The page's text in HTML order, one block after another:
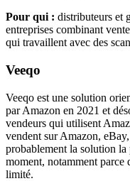
Pour qui : distributeurs et
entreprises combinant
qui travaillent avec des
Veeqo
Veeqo est une solution
par Amazon en 2021 et
vendeurs qui utilisent
vendent sur Amazon,
probablement la solution la
moment, notamment parce
limité.